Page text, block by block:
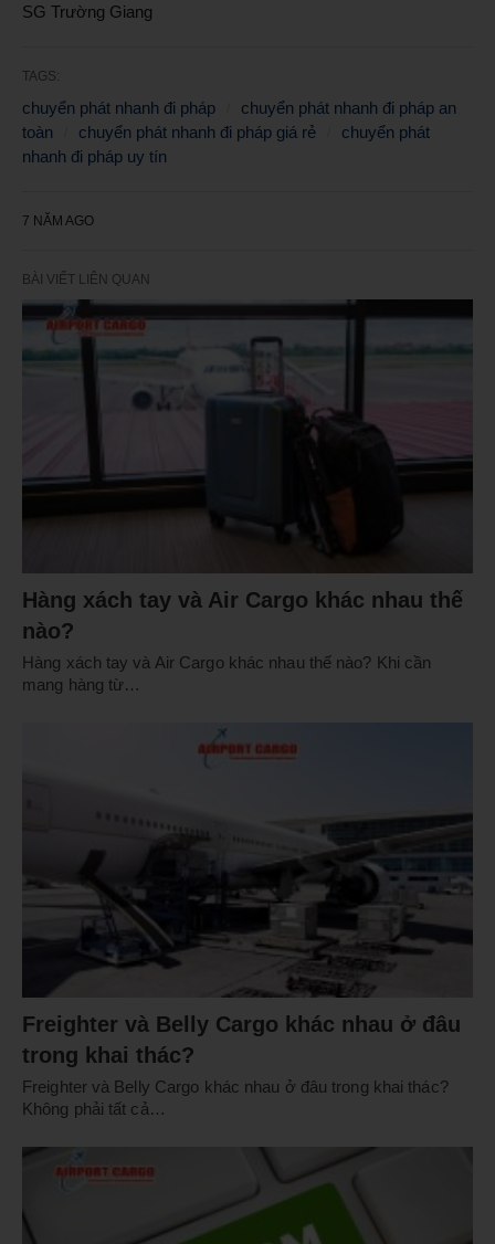
SG Trường Giang
TAGS:
chuyển phát nhanh đi pháp
chuyển phát nhanh đi pháp an
toàn
chuyển phát nhanh đi pháp giá rẻ
chuyển phát
nhanh đi pháp uy tín
7 NĂM AGO
BÀI VIẾT LIÊN QUAN
Hàng xách tay và Air Cargo khác nhau thế
nào?
Hàng xách tay và Air Cargo khác nhau thế nào? Khi cần
mang hàng từ…
Freighter và Belly Cargo khác nhau ở đâu
trong khai thác?
Freighter và Belly Cargo khác nhau ở đâu trong khai thác?
Không phải tất cả…